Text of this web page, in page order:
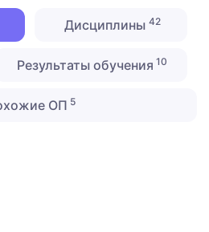
Дисциплины 42
Результаты обучения 10
ОП 5